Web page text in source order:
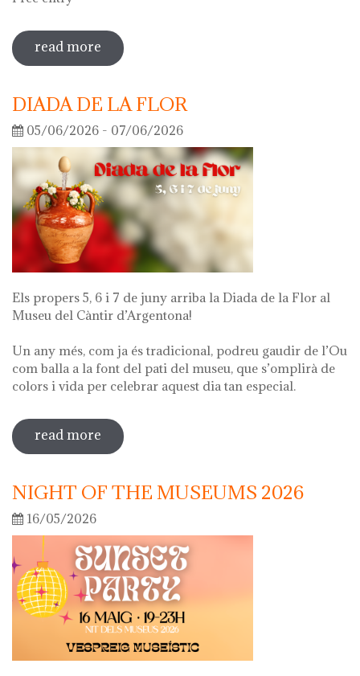
read more sobre guided tour of the exhibition
'what's left of me'
DIADA DE LA FLOR
05/06/2026 - 07/06/2026
Els propers 5, 6 i 7 de juny arriba la Diada de la Flor al
Museu del Càntir d’Argentona!
Un any més, com ja és tradicional, podreu gaudir de l’Ou
com balla a la font del pati del museu, que s’omplirà de
colors i vida per celebrar aquest dia tan especial.
read more sobre diada de la flor
NIGHT OF THE MUSEUMS 2026
16/05/2026